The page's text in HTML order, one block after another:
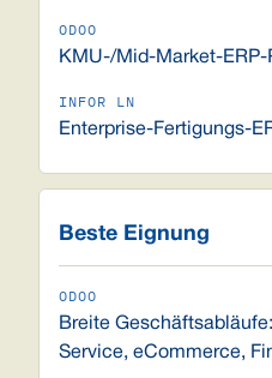
KMU-/Mid-Market-ERP-
Enterprise-Fertigungs-
Beste Eignung
Breite
Service, eCommerce,